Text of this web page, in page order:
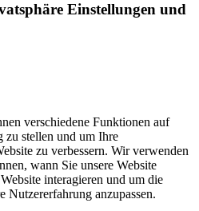
Einstellungen und
verschiedene Funktionen auf
zu stellen und um Ihre
zu verbessern. Wir verwenden
wann Sie unsere Website
interagieren und um die
Nutzererfahrung anzupassen.